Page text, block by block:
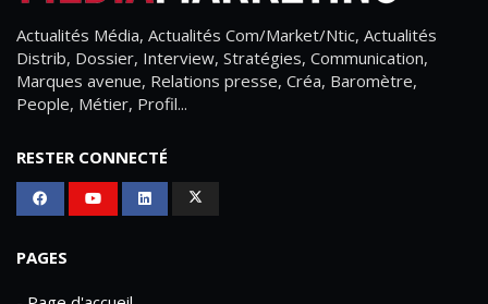
Actualités Média, Actualités Com/Market/Ntic, Actualités
Distrib, Dossier, Interview, Stratégies, Communication,
Marques avenue, Relations presse, Créa, Baromètre,
People, Métier, Profil...
RESTER CONNECTÉ
PAGES